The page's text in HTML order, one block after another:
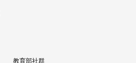
教育部社群